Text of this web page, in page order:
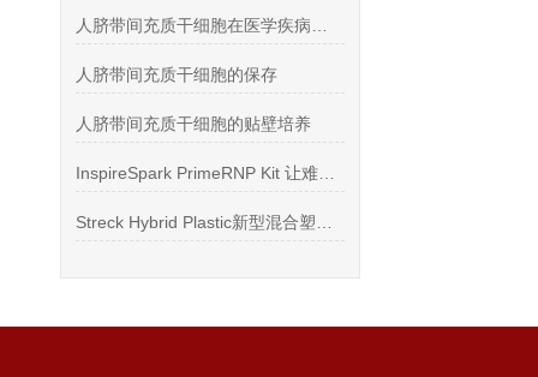
人脐带间充质干细胞的保存
人脐带间充质干细胞的贴壁培养